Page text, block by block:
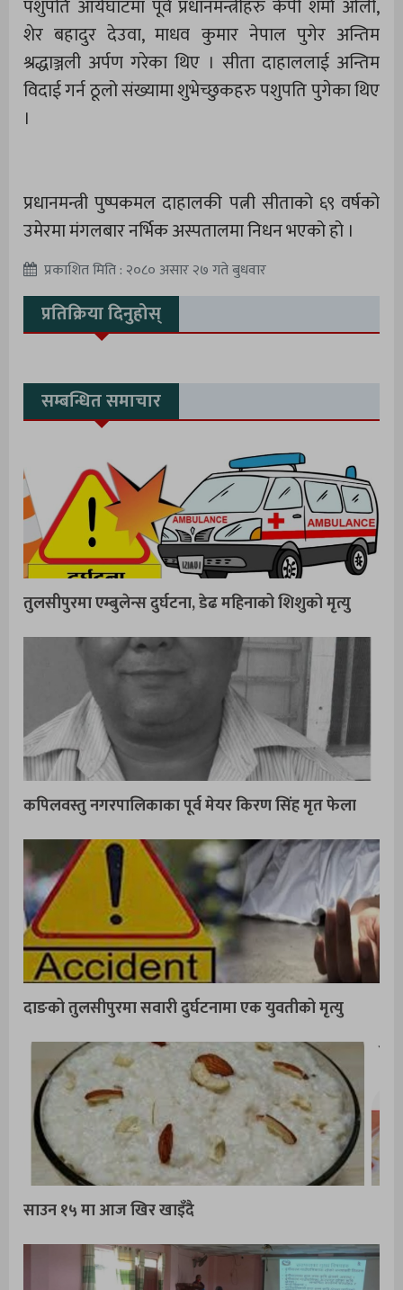
पशुपति आर्यघाटमा पूर्व प्रधानमन्त्रीहरु केपी शर्मा ओली,
शेर बहादुर देउवा, माधव कुमार नेपाल पुगेर अन्तिम
श्रद्धाञ्जली अर्पण गरेका थिए । सीता दाहाललाई अन्तिम
विदाई गर्न ठूलो संख्यामा शुभेच्छुकहरु पशुपति पुगेका थिए
।
प्रधानमन्त्री पुष्पकमल दाहालकी पत्नी सीताको ६९ वर्षको
उमेरमा मंगलबार नर्भिक अस्पतालमा निधन भएको हो ।
प्रकाशित मिति : २०८० असार २७ गते बुधवार
प्रतिक्रिया दिनुहोस्
सम्बन्धित समाचार
तुलसीपुरमा एम्बुलेन्स दुर्घटना, डेढ महिनाको शिशुको मृत्यु
कपिलवस्तु नगरपालिकाका पूर्व मेयर किरण सिंह मृत फेला
दाङको तुलसीपुरमा सवारी दुर्घटनामा एक युवतीको मृत्यु
साउन १५ मा आज खिर खाइँदै